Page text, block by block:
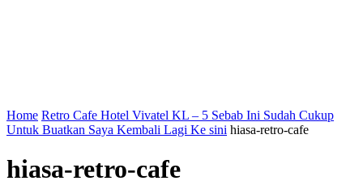
Home Retro Cafe Hotel Vivatel KL – 5 Sebab Ini Sudah Cukup
Untuk Buatkan Saya Kembali Lagi Ke sini hiasa-retro-cafe
hiasa-retro-cafe